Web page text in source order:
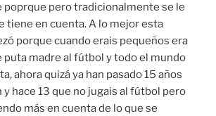
poprque pero tradicionalmente se le
tiene en cuenta. A lo mejor esta
porque cuando erais pequeños era
puta madre al fútbol y todo el mundo
ahora quizá ya han pasado 15 años
y hace 13 que no jugais al fútbol pero
más en cuenta de lo que se